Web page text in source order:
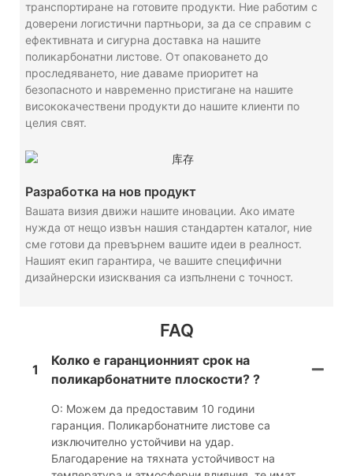
транспортиране на готовите продукти. Ние работим с
доверени логистични партньори, за да се справим с
ефективната и сигурна доставка на нашите
поликарбонатни листове. От опаковането до
проследяването, ние даваме приоритет на
безопасното и навременно пристигане на нашите
висококачествени продукти до нашите клиенти по
целия свят.
Разработка на нов продукт
Вашата визия движи нашите иновации. Ако имате
нужда от нещо извън нашия стандартен каталог, ние
сме готови да превърнем вашите идеи в реалност.
Нашият екип гарантира, че вашите специфични
дизайнерски изисквания са изпълнени с точност.
FAQ
1
Колко е гаранционният срок на
поликарбонатните плоскости? ?
О: Можем да предоставим 10 години
гаранция. Поликарбонатните листове са
изключително устойчиви на удар.
Благодарение на тяхната устойчивост на